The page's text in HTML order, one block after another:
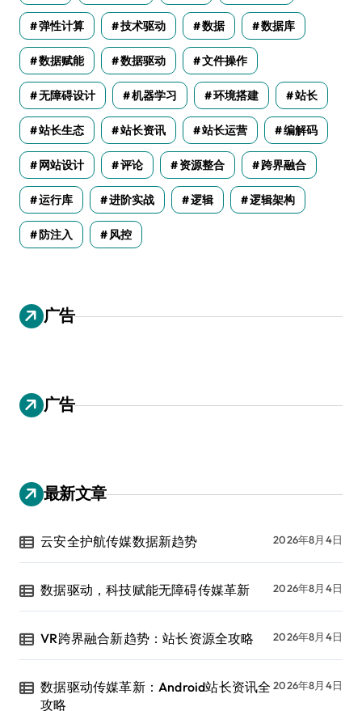
弹性计算 技术驱动 数据 数据库
数据赋能 数据驱动 文件操作
无障碍设计 机器学习 环境搭建 站长
站长生态 站长资讯 站长运营 编解码
网站设计 评论 资源整合 跨界融合
运行库 进阶实战 逻辑 逻辑架构
防注入 风控
广告
广告
最新文章
云安全护航传媒数据新趋势 2026年8月4日
数据驱动，科技赋能无障碍传媒革新 2026年8月4日
VR跨界融合新趋势：站长资源全攻略 2026年8月4日
数据驱动传媒革新：Android站长资讯全
攻略
2026年8月4日